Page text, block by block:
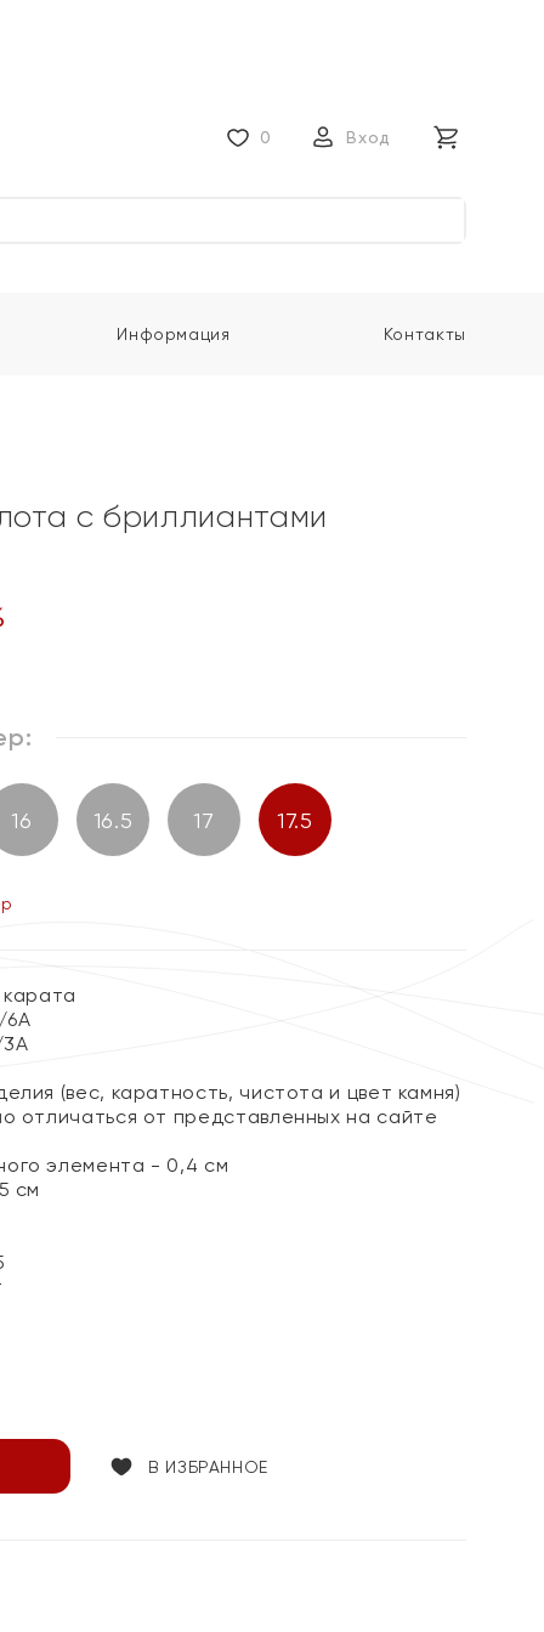
0 Вход
Информация Контакты
с бриллиантами
16 16.5 17 17.5
6А
(вес, каратность, чистота и цвет камня)
отличаться от представленных на сайте
элемента - 0,4 см
см
В ИЗБРАННОЕ